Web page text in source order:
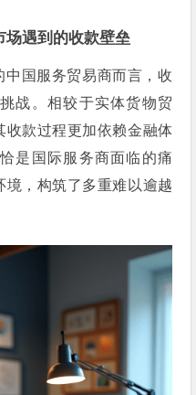
场遇到的收款壁垒
国服务贸易商而言，收
战。相较于实体货物贸
收款过程更加依赖金融体
是国际服务商面临的痛
境，构筑了多重难以逾越